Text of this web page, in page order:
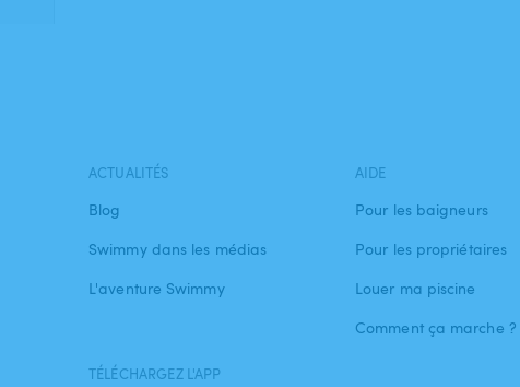
ACTUALITÉS
Blog
Swimmy dans les médias
L'aventure Swimmy
AIDE
Pour les baigneurs
Pour les propriétaires
Louer ma piscine
Comment ça marche ?
TÉLÉCHARGEZ L'APP